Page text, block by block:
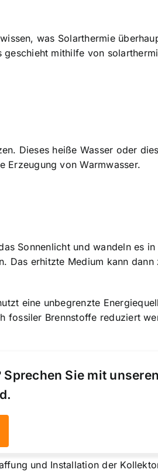
was Solarthermie
mithilfe von
Dieses heiße Wasser oder
Erzeugung von Warmwasser.
Sonnenlicht und wandeln es in
Das erhitzte Medium kann
eine unbegrenzte
fossiler Brennstoffe reduziert
Sie mit
und Installation der